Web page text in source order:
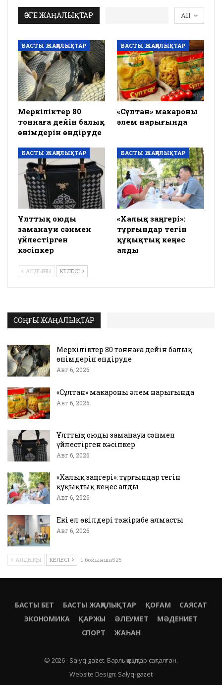
All
ӨЗГЕ ЖАҢАЛЫҚТАР
БАСТЫ ЖАҢАЛЫҚТАР
Меркіліктер 80
тоннаға дейін балық
өнімдерін өндіруде
БАСТЫ ЖАҢАЛЫҚТАР
«Сұлтан» макароны
әлем нарығында
БАСТЫ ЖАҢАЛЫҚТАР
Ұлттық оюды
заманауи сәнмен
үйлестірген
кәсіпкер
БАСТЫ ЖАҢАЛЫҚТАР
«Халық заңгері»:
тұрғындар тегін
құқықтық кеңес
алды
АЛДЫҢҒЫ КЕЛЕСІ
СОҢҒЫ ЖАҢАЛЫҚТАР
Меркіліктер 80 тоннаға дейін балық
өнімдерін өндіруде
Авг 6, 2026
«Сұлтан» макароны әлем нарығында
Авг 6, 2026
Ұлттық оюды заманауи сәнмен
үйлестірген кәсіпкер
Авг 6, 2026
«Халық заңгері»: тұрғындар тегін
құқықтық кеңес алды
Авг 6, 2026
Екі ел өкілдері тәжірибе алмасты
Авг 6, 2026
АЛДЫҢҒЫ КЕЛЕСІ 1 бойынша525
БАСТЫ БЕТ БАСТЫ ЖАҢАЛЫҚТАР ҚОҒАМ
САЯСАТ
ЭКОНОМИКА
ҚАРЖЫ ӘЛЕУМЕТ
МӘДЕНИЕТ
СПОРТ
ЖАҺАН
© 2026 - Salyq-gazet. Барлық құқықтар сақталған.
Website Design: Salyq-gazet